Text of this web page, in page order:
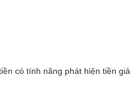
có tính năng phát hiện tiền giả